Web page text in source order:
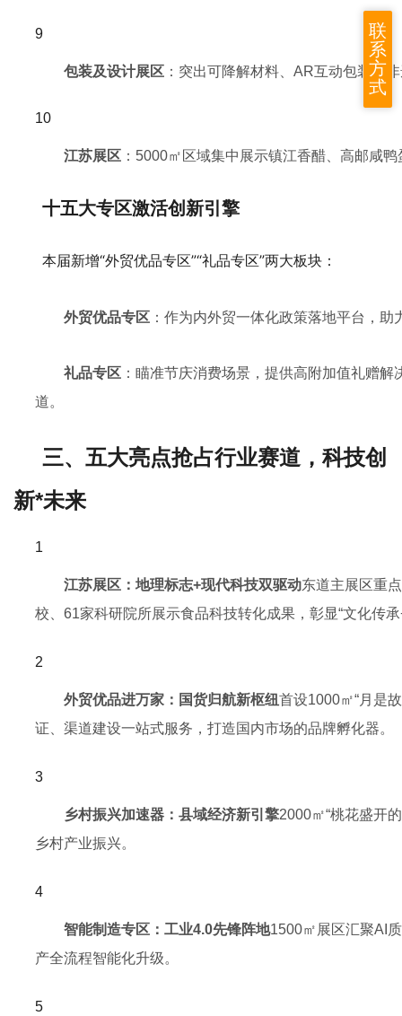
包装及设计展区 ：突出可降解材料、AR互动包装及
江苏展区 ：5000㎡区域集中展示镇江香醋、高邮咸
十五大专区激活创新引擎
本届新增“外贸优品专区”“礼品专区”两大板块：
外贸优品专区 ：作为内外贸一体化政策落地平台，
礼品专区 ：瞄准节庆消费场景，提供高附加值礼赠
道。
三、五大亮点抢占行业赛道，科技创
新*未来
江苏展区：地理标志+现代科技双驱动东道主展区重
校、61家科研院所展示食品科技转化成果，彰显“文化传
外贸优品进万家：国货归航新枢纽 首设1000㎡“月是
证、渠道建设一站式服务，打造国内市场的品牌孵化器。
乡村振兴加速器：县域经济新引擎2000㎡“桃花盛开
乡村产业振兴。
智能制造专区：工业4.0先锋阵地1500㎡展区汇聚AI
产全流程智能化升级。
联
系
方
式